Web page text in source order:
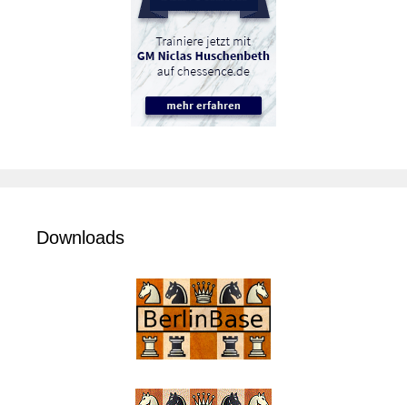
Downloads